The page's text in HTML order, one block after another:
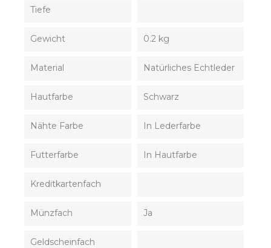
Tiefe
Gewicht 0.2 kg
Material Natürliches Echtleder
Hautfarbe Schwarz
Nähte Farbe In Lederfarbe
Futterfarbe In Hautfarbe
Kreditkartenfach
Münzfach Ja
Geldscheinfach